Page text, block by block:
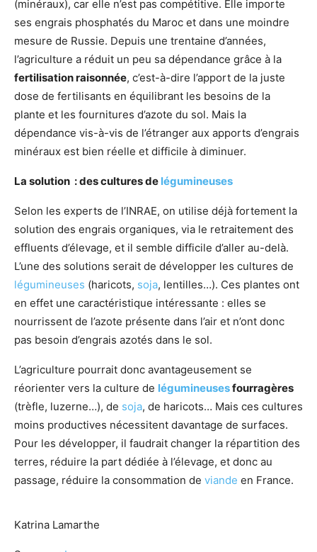
(minéraux), car elle n’est pas compétitive. Elle importe
ses engrais phosphatés du Maroc et dans une moindre
mesure de Russie. Depuis une trentaine d’années,
l’agriculture a réduit un peu sa dépendance grâce à la
fertilisation raisonnée, c’est-à-dire l’apport de la juste
dose de fertilisants en équilibrant les besoins de la
plante et les fournitures d’azote du sol. Mais la
dépendance vis-à-vis de l’étranger aux apports d’engrais
minéraux est bien réelle et difficile à diminuer.
La solution : des cultures de légumineuses
Selon les experts de l’INRAE, on utilise déjà fortement la
solution des engrais organiques, via le retraitement des
effluents d’élevage, et il semble difficile d’aller au-delà.
L’une des solutions serait de développer les cultures de
légumineuses (haricots, soja, lentilles…). Ces plantes ont
en effet une caractéristique intéressante : elles se
nourrissent de l’azote présente dans l’air et n’ont donc
pas besoin d’engrais azotés dans le sol.
L’agriculture pourrait donc avantageusement se
réorienter vers la culture de légumineusesfourragères
(trèfle, luzerne…), de soja, de haricots… Mais ces cultures
moins productives nécessitent davantage de surfaces.
Pour les développer, il faudrait changer la répartition des
terres, réduire la part dédiée à l’élevage, et donc au
passage, réduire la consommation de viande en France.
Katrina Lamarthe